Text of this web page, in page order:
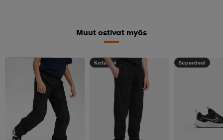
Muut ostivat myös
Kampanja -25% Katso hintaa Superdeal